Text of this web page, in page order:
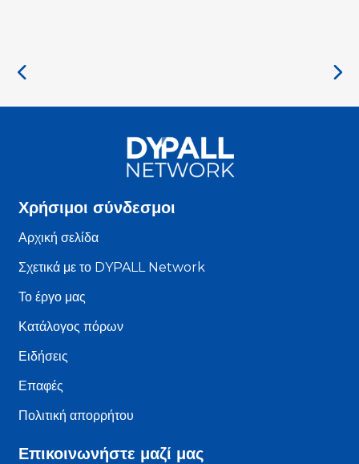
Χρήσιμοι σύνδεσμοι
Αρχική σελίδα
Σχετικά με το DYPALL Network
Το έργο μας
Κατάλογος πόρων
Ειδήσεις
Επαφές
Πολιτική απορρήτου
Επικοινωνήστε μαζί μας